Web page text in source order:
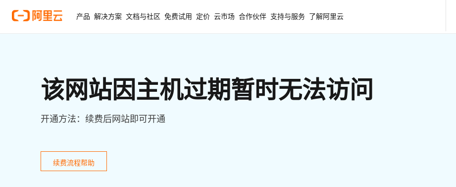
产品 解决方案 文档与社区 免费试用 定价 云市场 合作伙伴 支持与服务 了解阿里云
该网站因主机过期暂时无法访问
开通方法：续费后网站即可开通
续费流程帮助